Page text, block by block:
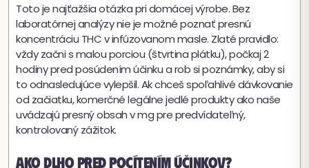
Toto je najťažšia otázka pri domácej výrobe. Bez
laboratórnej analýzy nie je možné poznať presnú
koncentráciu THC v infúzovanom masle. Zlaté pravidlo:
vždy začni s malou porciou (štvrtina plátku), počkaj 2
hodiny pred posúdením účinku a rob si poznámky, aby si
to odnasledujúce vylepšil. Ak chceš spoľahlivé dávkovanie
od začiatku, komerčné legálne jedlé produkty ako naše
uvádzajú presný obsah v mg pre predvídateľný,
kontrolovaný zážitok.
Ako dlho pred pocítením účinkov?